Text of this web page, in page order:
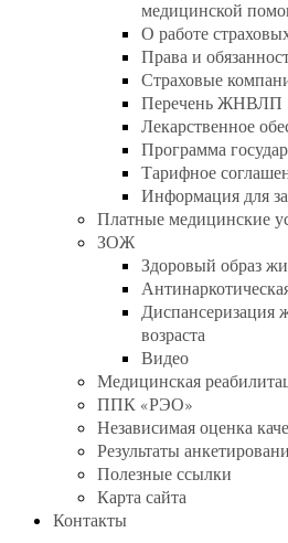
медицинской
О работе
Права и
Страховые
Перечень ЖНВЛП
Лекарственное
Программа
Тарифное
Информация для
Платные медицинские
ЗОЖ
Здоровый образ
Диспансеризация
возраста
Видео
Медицинская
ППК «РЭО»
Независимая оценка
Результаты
Полезные ссылки
Карта сайта
Контакты